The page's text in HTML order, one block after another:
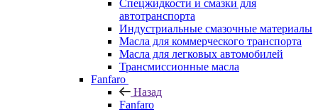
Cпецжидкости и смазки для
автотранспорта
Индустриальные смазочные материалы
Масла для коммерческого транспорта
Масла для легковых автомобилей
Трансмиссионные масла
Fanfaro
Назад
Fanfaro